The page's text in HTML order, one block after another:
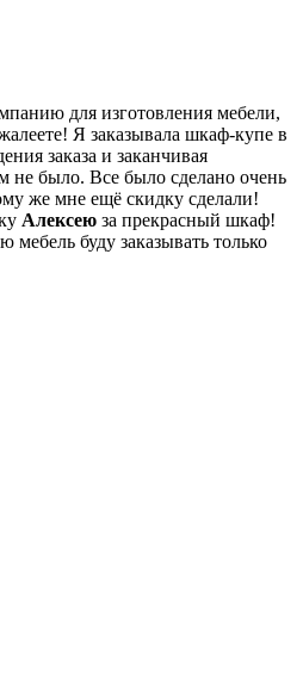
для изготовления мебели,
Я заказывала шкаф-купе в
заказа и заканчивая
не было. Все было сделано очень
же мне ещё скидку сделали!
Алексею за прекрасный шкаф!
мебель буду заказывать только